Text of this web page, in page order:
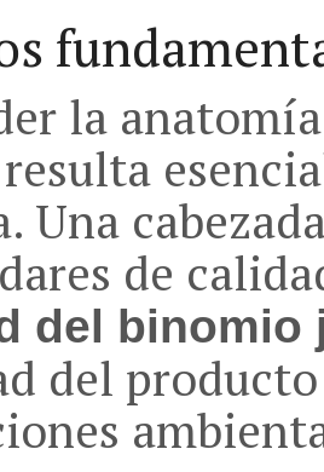
la
Una
de
del binomio
del